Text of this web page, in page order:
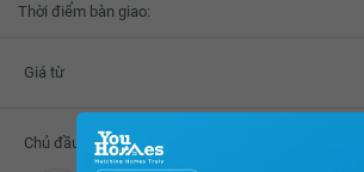
Thời điểm bàn giao:
Giá từ
Chủ đầu tư